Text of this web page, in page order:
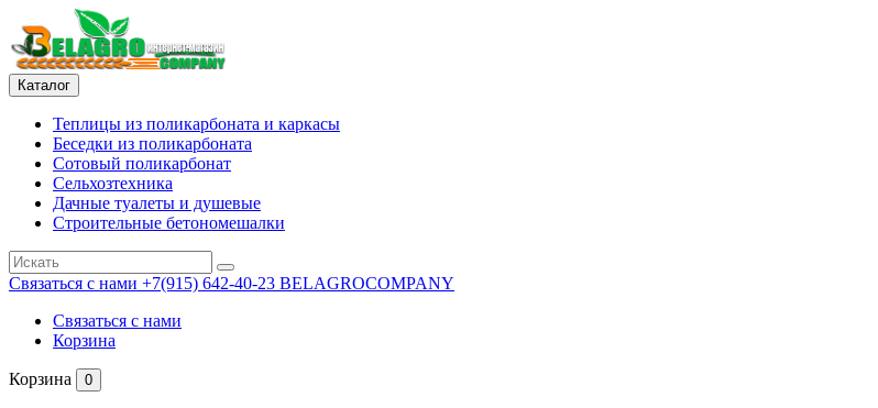
Каталог
Теплицы из поликарбоната и каркасы
Беседки из поликарбоната
Сотовый поликарбонат
Сельхозтехника
Дачные туалеты и душевые
Строительные бетономешалки
Связаться с нами +7(915) 642-40-23 BELAGROCOMPANY
Связаться с нами
Корзина
Корзина 0